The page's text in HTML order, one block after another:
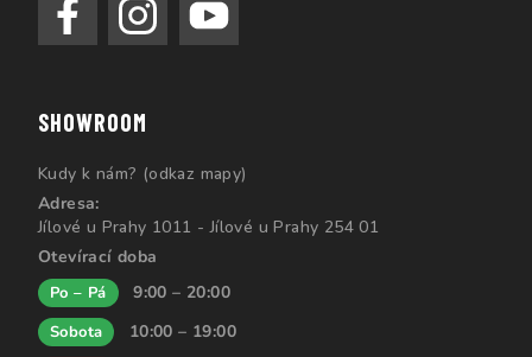
SHOWROOM
Kudy k nám? (odkaz mapy)
Adresa:
Jílové u Prahy 1011 - Jílové u Prahy 254 01
Otevírací doba
Po – Pá 9:00 – 20:00
Sobota 10:00 – 19:00